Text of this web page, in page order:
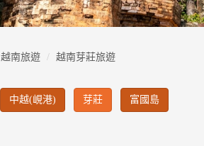
越南旅遊 越南芽莊旅遊
中越(峴港) 芽莊 富國島